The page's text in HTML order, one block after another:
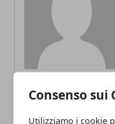
Consenso sui
Utilizziamo i cookie
ARTICOLI CORRELATI